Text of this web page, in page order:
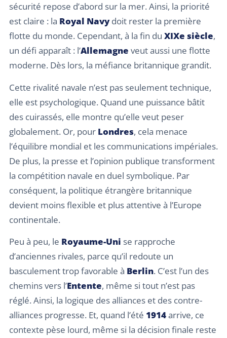
sécurité repose d’abord sur la mer. Ainsi, la priorité
est claire : la Royal Navydoit rester la première
flotte du monde. Cependant, à la fin du XIXe siècle,
un défi apparaît : l’Allemagne veut aussi une flotte
moderne. Dès lors, la méfiance britannique grandit.
Cette rivalité navale n’est pas seulement technique,
elle est psychologique. Quand une puissance bâtit
des cuirassés, elle montre qu’elle veut peser
globalement. Or, pour Londres, cela menace
l’équilibre mondial et les communications impériales.
De plus, la presse et l’opinion publique transforment
la compétition navale en duel symbolique. Par
conséquent, la politique étrangère britannique
devient moins flexible et plus attentive à l’Europe
continentale.
Peu à peu, le Royaume-Uni se rapproche
d’anciennes rivales, parce qu’il redoute un
basculement trop favorable à Berlin. C’est l’un des
chemins vers l’Entente, même si tout n’est pas
réglé. Ainsi, la logique des alliances et des contre-
alliances progresse. Et, quand l’été 1914arrive, ce
contexte pèse lourd, même si la décision finale reste